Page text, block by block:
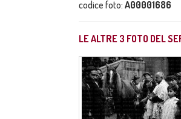
codice foto: A00001686
LE ALTRE 3 FOTO DEL